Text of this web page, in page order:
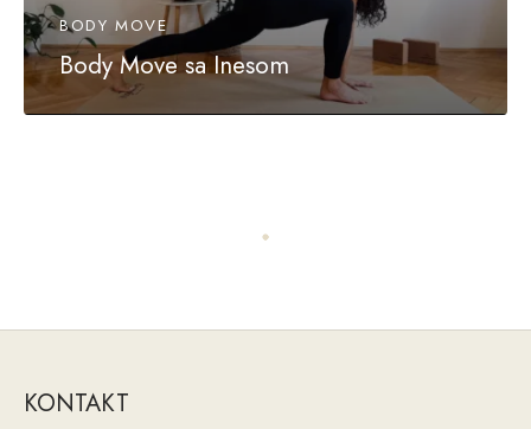
BODY MOVE
Body Move sa Inesom
KONTAKT